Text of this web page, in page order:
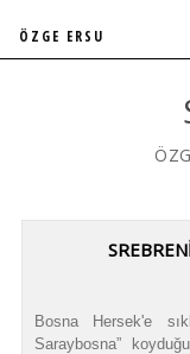
Bosna Hersek'e
Saraybosna”
ÖZGE ERSU